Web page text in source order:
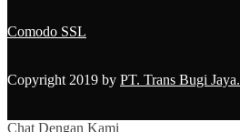
Comodo SSL
Copyright 2019 by PT. Trans Bugi Jaya.
Chat Dengan Kami